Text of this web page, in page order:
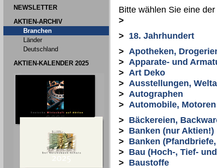
NEWSLETTER
AKTIEN-ARCHIV
Branchen
Länder
Deutschland
AKTIEN-KALENDER 2025
Bitte wählen Sie eine
>
> 18. Jahrhundert
> Apotheken,
> Apparate- und
> Art Deko
> Ausstellungen,
> Autographen
> Automobile, Motoren
> Bäckereien,
> Banken (nur Aktien!)
> Banken
> Bau (Hoch-, Tief-
> Baustoffe